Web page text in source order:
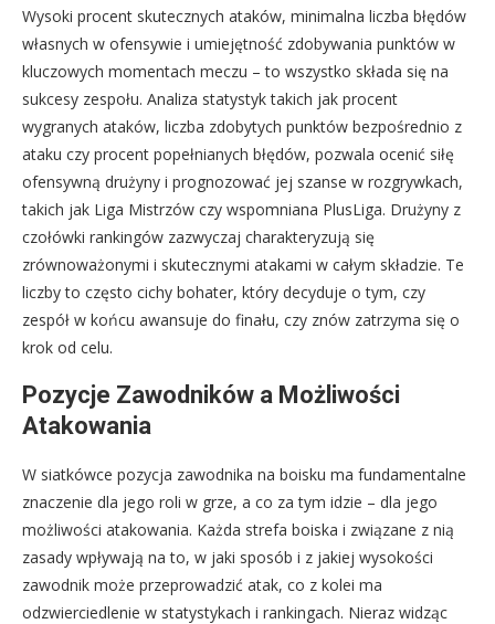
Wysoki procent skutecznych ataków, minimalna liczba błędów
własnych w ofensywie i umiejętność zdobywania punktów w
kluczowych momentach meczu – to wszystko składa się na
sukcesy zespołu. Analiza statystyk takich jak procent
wygranych ataków, liczba zdobytych punktów bezpośrednio z
ataku czy procent popełnianych błędów, pozwala ocenić siłę
ofensywną drużyny i prognozować jej szanse w rozgrywkach,
takich jak Liga Mistrzów czy wspomniana PlusLiga. Drużyny z
czołówki rankingów zazwyczaj charakteryzują się
zrównoważonymi i skutecznymi atakami w całym składzie. Te
liczby to często cichy bohater, który decyduje o tym, czy
zespół w końcu awansuje do finału, czy znów zatrzyma się o
krok od celu.
Pozycje Zawodników a Możliwości
Atakowania
W siatkówce pozycja zawodnika na boisku ma fundamentalne
znaczenie dla jego roli w grze, a co za tym idzie – dla jego
możliwości atakowania. Każda strefa boiska i związane z nią
zasady wpływają na to, w jaki sposób i z jakiej wysokości
zawodnik może przeprowadzić atak, co z kolei ma
odzwierciedlenie w statystykach i rankingach. Nieraz widząc